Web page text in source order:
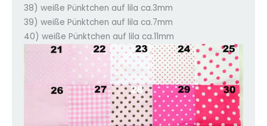
38) weiße Pünktchen auf lila ca.3mm
39) weiße Pünktchen auf lila ca.7mm
40) weiße Pünktchen auf lila ca.11mm